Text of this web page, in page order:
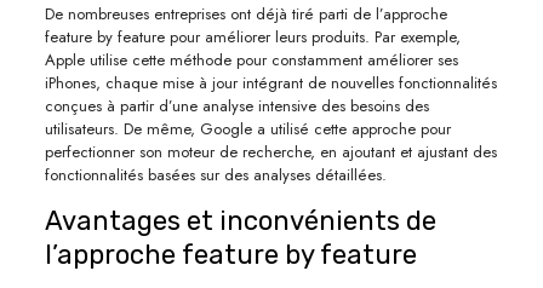
De nombreuses entreprises ont déjà tiré parti de l’approche
feature by feature pour améliorer leurs produits. Par exemple,
Apple utilise cette méthode pour constamment améliorer ses
iPhones, chaque mise à jour intégrant de nouvelles fonctionnalités
conçues à partir d’une analyse intensive des besoins des
utilisateurs. De même, Google a utilisé cette approche pour
perfectionner son moteur de recherche, en ajoutant et ajustant des
fonctionnalités basées sur des analyses détaillées.
Avantages et inconvénients de
l’approche feature by feature